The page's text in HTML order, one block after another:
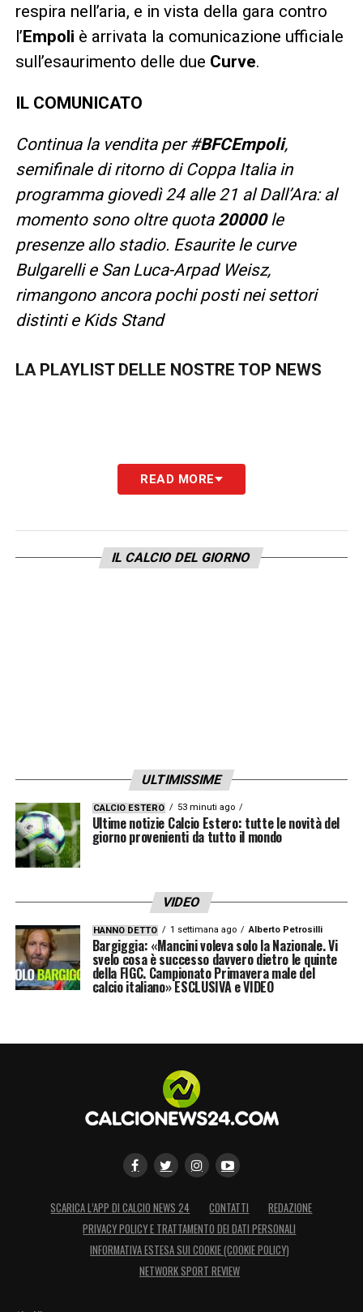
respira nell’aria, e in vista della gara contro
l’Empoli è arrivata la comunicazione ufficiale
sull’esaurimento delle due Curve.
IL COMUNICATO
Continua la vendita per #BFCEmpoli,
semifinale di ritorno di Coppa Italia in
programma giovedì 24 alle 21 al Dall’Ara: al
momento sono oltre quota20000le
presenze allo stadio. Esaurite le curve
Bulgarelli e San Luca-Arpad Weisz,
rimangono ancora pochi posti nei settori
distinti e Kids Stand
LA PLAYLIST DELLE NOSTRE TOP NEWS
READ MORE
IL CALCIO DEL GIORNO
ULTIMISSIME
CALCIO ESTERO 53 minuti ago
Ultime notizie Calcio Estero: tutte le novità del
giorno provenienti da tutto il mondo
VIDEO
HANNO DETTO 1 settimana ago Alberto Petrosilli
Bargiggia: «Mancini voleva solo la Nazionale. Vi
svelo cosa è successo davvero dietro le quinte
della FIGC. Campionato Primavera male del
calcio italiano» ESCLUSIVA e VIDEO
SCARICA L’APP DI CALCIO NEWS 24 CONTATTI
REDAZIONE
PRIVACY POLICY E TRATTAMENTO DEI DATI PERSONALI
INFORMATIVA ESTESA SUI COOKIE (COOKIE POLICY)
NETWORK SPORT REVIEW